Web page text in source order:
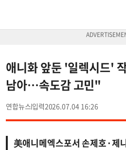
애니화 앞둔 '일렉시드'
남아…속도감 고민"
연합뉴스 2026.07.04 16:26
美애니메엑스포서 손제호·